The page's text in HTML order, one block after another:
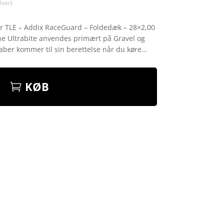
– Addix RaceGuard – Foldedæk – 28×2,00
Ultrabite anvendes primært på Gravel og
kommer til sin berettelse når du køre…
KØB